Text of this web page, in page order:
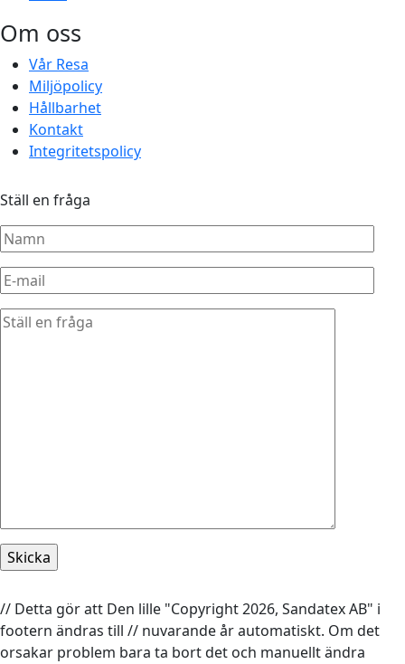
Om oss
Vår Resa
Miljöpolicy
Hållbarhet
Kontakt
Integritetspolicy
Ställ en fråga
// Detta gör att Den lille "Copyright 2026, Sandatex AB" i
footern ändras till // nuvarande år automatiskt. Om det
orsakar problem bara ta bort det och manuellt ändra